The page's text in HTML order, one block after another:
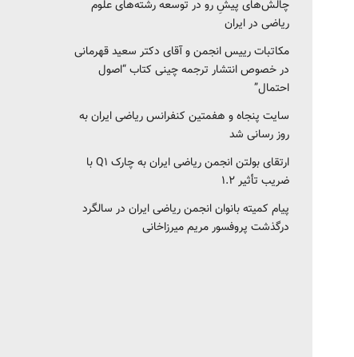
چالش‌های پیشِ رو در توسعه رشته‌های علوم
ریاضی در ایران
مکاتبات رییس انجمن و آقای دکتر سعید قهرمانی
در خصوص انتشار ترجمه چینی کتاب “اصول
احتمال”
سایت پنجاه و هفمتین کنفرانس ریاضی ایران به
روز رسانی شد
ارتقای بولتن انجمن ریاضی ایران به چارک Q1 با
ضریب تأثیر ۱.۲
پیام کمیته بانوان انجمن ریاضی ایران در سالگرد
درگذشت پروفسور مریم میرزاخانی